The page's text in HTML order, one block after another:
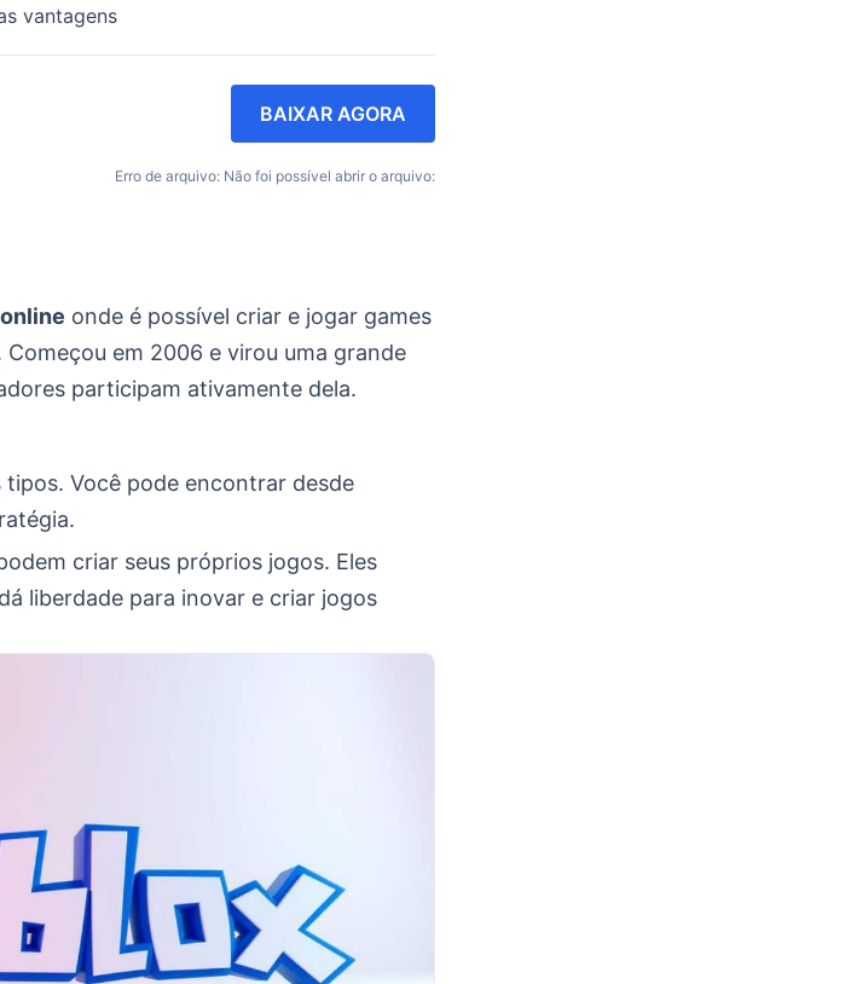
vantagens
BAIXAR AGORA
Erro de arquivo: Não foi possível abrir o arquivo:
onde é possível criar e jogar games
em 2006 e virou uma grande
participam ativamente dela.
Você pode encontrar desde
criar seus próprios jogos. Eles
liberdade para inovar e criar jogos